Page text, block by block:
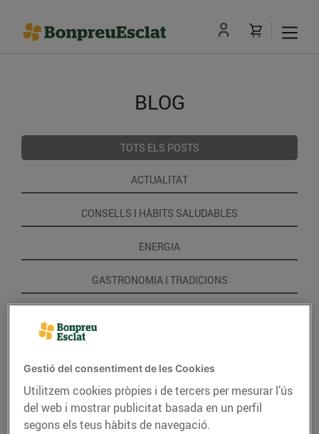
BLOG
TOTS ELS POSTS
ACTUALITAT
CONSELLS I HÀBITS SALUDABLES
ENERGIA
GASTRONOMIA I TRADICIONS
Gestió del consentiment de les Cookies
Utilitzem cookies pròpies i de tercers per mesurar l’ús
del web i mostrar publicitat basada en un perfil
segons els teus hàbits de navegació.